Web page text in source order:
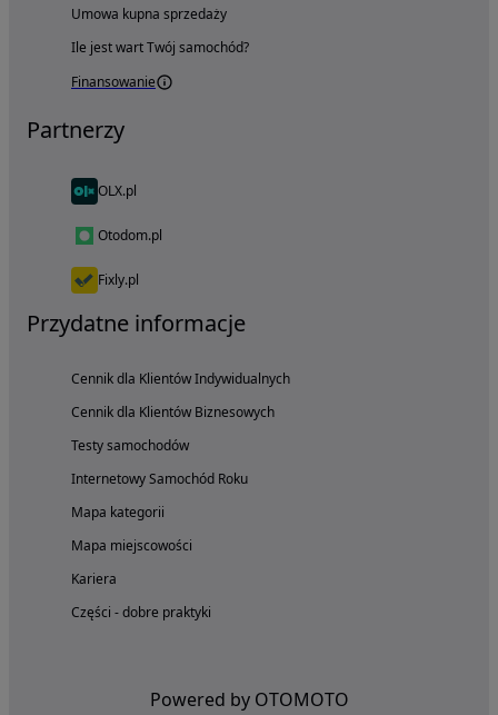
Umowa kupna sprzedaży
Ile jest wart Twój samochód?
Finansowanie
Partnerzy
OLX.pl
Otodom.pl
Fixly.pl
Przydatne informacje
Cennik dla Klientów Indywidualnych
Cennik dla Klientów Biznesowych
Testy samochodów
Internetowy Samochód Roku
Mapa kategorii
Mapa miejscowości
Kariera
Części - dobre praktyki
Powered by OTOMOTO